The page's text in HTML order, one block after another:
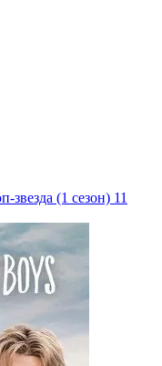
звезда (1 сезон) 11